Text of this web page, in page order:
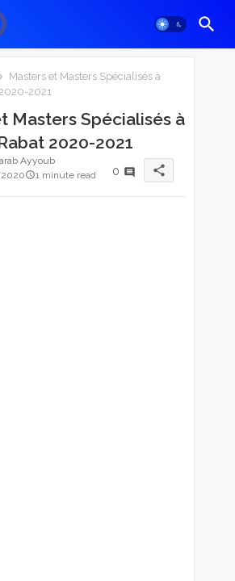
Masters et Masters Spécialisés à
2021
Masters Spécialisés à
2020-2021
Ayyoub
1 minute read 0 share